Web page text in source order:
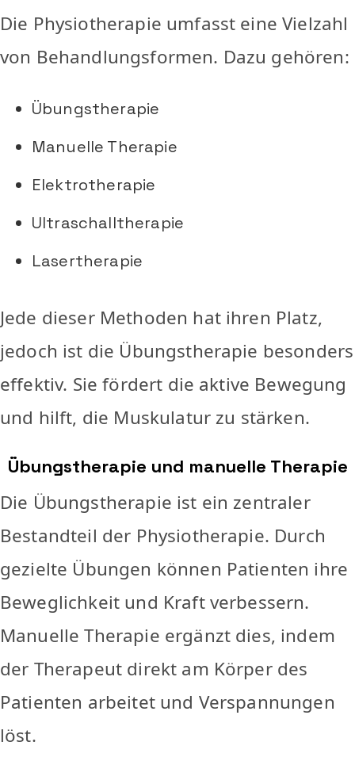
Die Physiotherapie umfasst eine Vielzahl
von Behandlungsformen. Dazu gehören:
Übungstherapie
Manuelle Therapie
Elektrotherapie
Ultraschalltherapie
Lasertherapie
Jede dieser Methoden hat ihren Platz,
jedoch ist die Übungstherapie besonders
effektiv. Sie fördert die aktive Bewegung
und hilft, die Muskulatur zu stärken.
Übungstherapie und manuelle Therapie
Die Übungstherapie ist ein zentraler
Bestandteil der Physiotherapie. Durch
gezielte Übungen können Patienten ihre
Beweglichkeit und Kraft verbessern.
Manuelle Therapie ergänzt dies, indem
der Therapeut direkt am Körper des
Patienten arbeitet und Verspannungen
löst.